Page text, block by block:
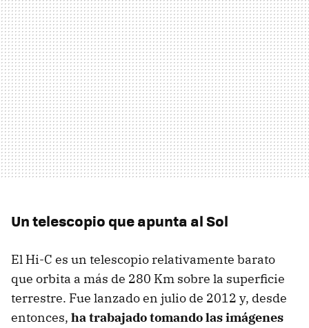
Un telescopio que apunta al Sol
El Hi-C es un telescopio relativamente barato
que orbita a más de 280 Km sobre la superficie
terrestre. Fue lanzado en julio de 2012 y, desde
entonces, ha trabajado tomando las imágenes